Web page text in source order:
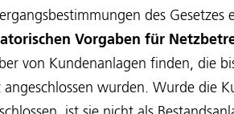
des Gesetzes
Vorgaben für
von Kundenanlagen finden, die
wurden. Wurde die